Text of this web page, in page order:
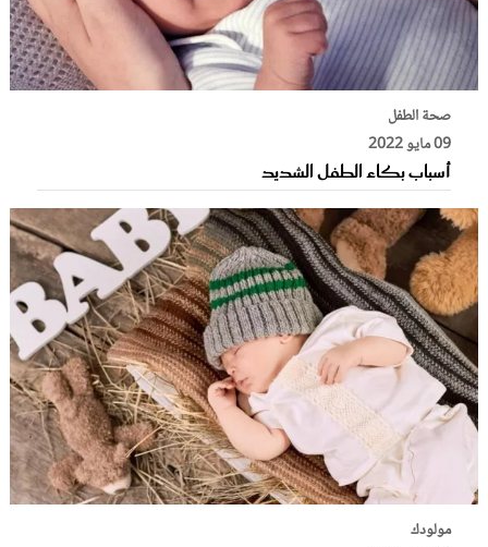
صحة الطفل
09 مايو 2022
أسباب بكاء الطفل الشديد
مولودك